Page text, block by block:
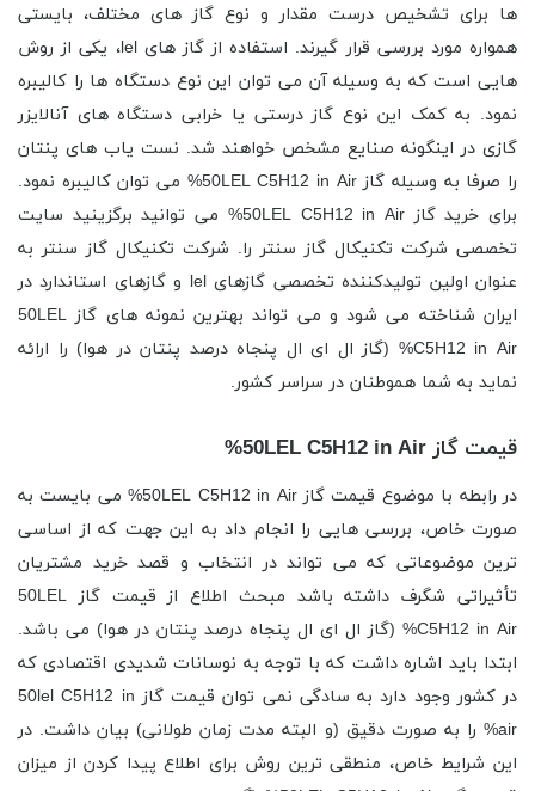
ها برای تشخیص درست مقدار و نوع گاز های مختلف، بایستی
همواره مورد بررسی قرار گیرند. استفاده از گاز های lel، یکی از روش
هایی است که به وسیله آن می توان این نوع دستگاه ها را کالیبره
نمود. به کمک این نوع گاز درستی یا خرابی دستگاه های آنالایزر
گازی در اینگونه صنایع مشخص خواهند شد. نست یاب های پنتان
را صرفا به وسیله گاز 50LEL C5H12 in Air% می توان کالیبره نمود.
برای خرید گاز 50LEL C5H12 in Air% می توانید برگزینید سایت
تخصصی شرکت تکنیکال گاز سنتر را. شرکت تکنیکال گاز سنتر به
عنوان اولین تولیدکننده تخصصی گازهای lel و گازهای استاندارد در
ایران شناخته می شود و می تواند بهترین نمونه های گاز 50LEL
C5H12 in Air% (گاز ال ای ال پنجاه درصد پنتان در هوا) را ارائه
نماید به شما هموطنان در سراسر کشور.
قیمت گاز 50LEL C5H12 in Air%
در رابطه با موضوع قیمت گاز 50LEL C5H12 in Air% می بایست به
صورت خاص، بررسی هایی را انجام داد به این جهت که از اساسی
ترین موضوعاتی که می تواند در انتخاب و قصد خرید مشتریان
تأثیراتی شگرف داشته باشد مبحث اطلاع از قیمت گاز 50LEL
C5H12 in Air% (گاز ال ای ال پنجاه درصد پنتان در هوا) می باشد.
ابتدا باید اشاره داشت که با توجه به نوسانات شدیدی اقتصادی که
در کشور وجود دارد به سادگی نمی توان قیمت گاز 50lel C5H12 in
air% را به صورت دقیق (و البته مدت زمان طولانی) بیان داشت. در
این شرایط خاص، منطقی ترین روش برای اطلاع پیدا کردن از میزان